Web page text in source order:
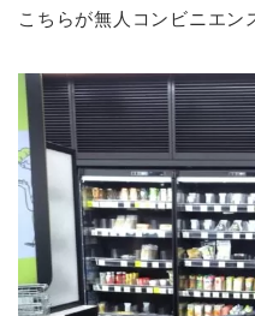
こちらが無人コンビニエン